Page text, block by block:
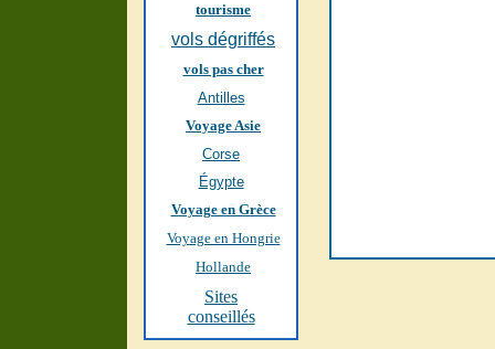
tourisme
vols dégriffés
vols pas cher
Antilles
Voyage Asie
Corse
Égypte
Voyage en Grèce
Voyage en Hongrie
Hollande
Sites
conseillés